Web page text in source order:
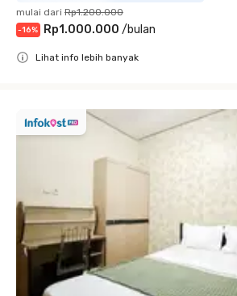
mulai dari Rp1.200.000
-16% Rp1.000.000 /bulan
Lihat info lebih banyak